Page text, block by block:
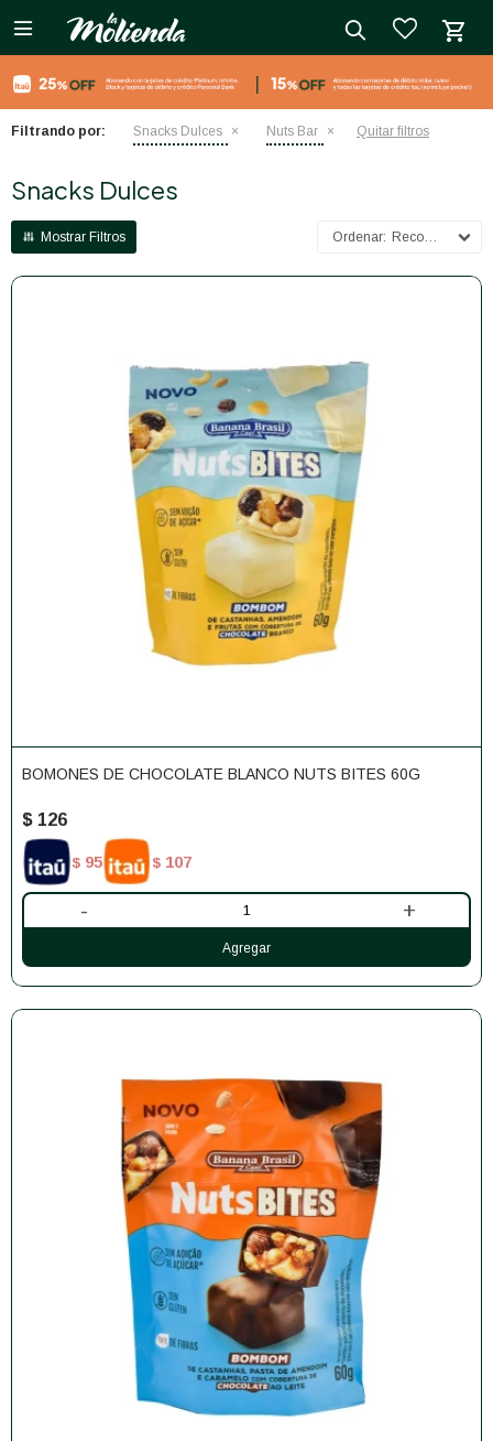

Filtrando por: Snacks Dulces Nuts Bar Quitar filtros
Snacks Dulces
Recomendados
BOMONES DE CHOCOLATE BLANCO NUTS BITES 60G
$ 126
$ 95 $ 107
- +